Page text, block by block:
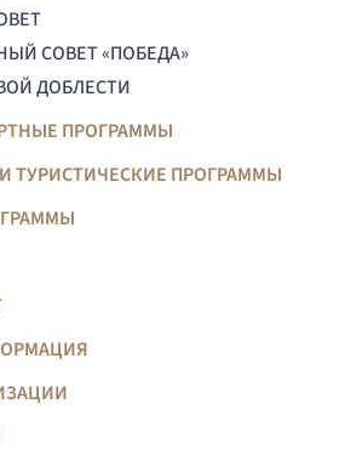
СОВЕТ «ПОБЕДА»
ДОБЛЕСТИ
ПРОГРАММЫ
ТУРИСТИЧЕСКИЕ ПРОГРАММЫ